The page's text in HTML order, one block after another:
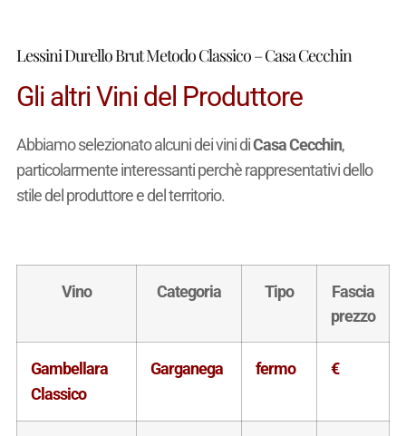
Lessini Durello Brut Metodo Classico – Casa Cecchin
Gli altri Vini del Produttore
Abbiamo selezionato alcuni dei vini diCasa Cecchin,
particolarmente interessanti perchè rappresentativi dello
stile del produttore e del territorio.
Vino Categoria Tipo
Fascia
prezzo
Gambellara
Classico
Garganega fermo €